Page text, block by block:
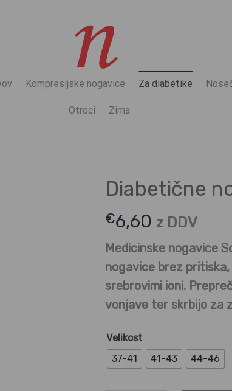
Kompresijske nogavice Za diabetike
Otroci Zima
Diabetične
€6,60 z DDV
Medicinske nogavice
nogavice brez
srebrovimi ioni.
vonjave ter skrbijo za
Velikost
37-41
41-43 44-46